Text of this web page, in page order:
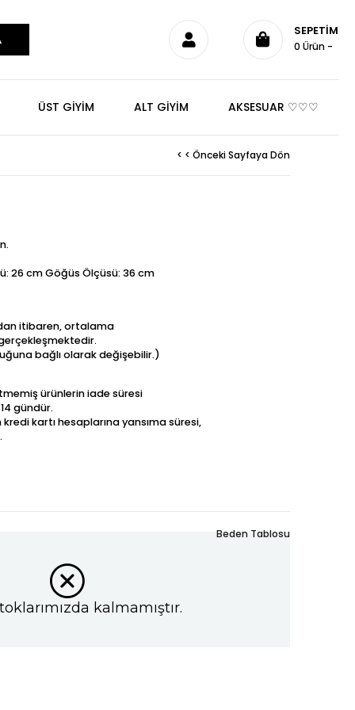
SEPETIM
0 Ürün
ÜST GİYİM ALT GİYİM AKSESUAR ♡♡♡
< < Önceki Sayfaya Dön
26 cm Göğüs Ölçüsü: 36 cm
itibaren, ortalama
bağlı olarak değişebilir.)
ürünlerin iade süresi
gündür.
kartı hesaplarına yansıma süresi,
kalmamıştır.
Beden Tablosu